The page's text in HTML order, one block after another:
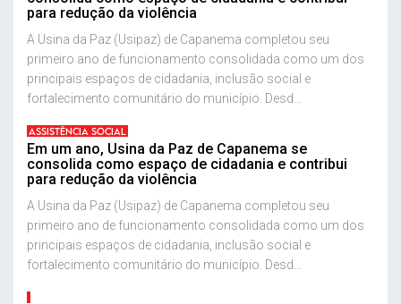
para redução da violência
A Usina da Paz (Usipaz) de Capanema completou seu
primeiro ano de funcionamento consolidada como um dos
principais espaços de cidadania, inclusão social e
fortalecimento comunitário do município. Desd...
ASSISTÊNCIA SOCIAL
Em um ano, Usina da Paz de Capanema se
consolida como espaço de cidadania e contribui
para redução da violência
A Usina da Paz (Usipaz) de Capanema completou seu
primeiro ano de funcionamento consolidada como um dos
principais espaços de cidadania, inclusão social e
fortalecimento comunitário do município. Desd...